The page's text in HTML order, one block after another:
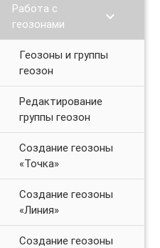
Работа с
геозонами
chevron_right
Геозоны и группы
геозон
Редактирование
группы геозон
Создание геозоны
«Точка»
Создание геозоны
«Линия»
Создание геозоны